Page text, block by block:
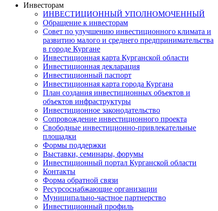
Инвесторам
ИНВЕСТИЦИОННЫЙ УПОЛНОМОЧЕННЫЙ
Обращение к инвесторам
Совет по улучшению инвестиционного климата и
развитию малого и среднего предпринимательства
в городе Кургане
Инвестиционная карта Курганской области
Инвестиционная декларация
Инвестиционный паспорт
Инвестиционная карта города Кургана
План создания инвестиционных объектов и
объектов инфраструктуры
Инвестиционное законодательство
Сопровождение инвестиционного проекта
Свободные инвестиционно-привлекательные
площадки
Формы поддержки
Выставки, семинары, форумы
Инвестиционный портал Курганской области
Контакты
Форма обратной связи
Ресурсоснабжающие организации
Муниципально-частное партнерство
Инвестиционный профиль